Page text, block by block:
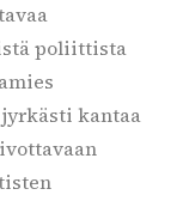
poliittista
kantaa